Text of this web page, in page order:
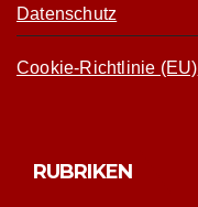
Datenschutz
Cookie-Richtlinie (EU)
RUBRIKEN